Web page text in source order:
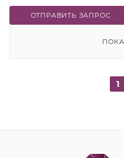
ОТПРАВИТЬ ЗАПРОС
1